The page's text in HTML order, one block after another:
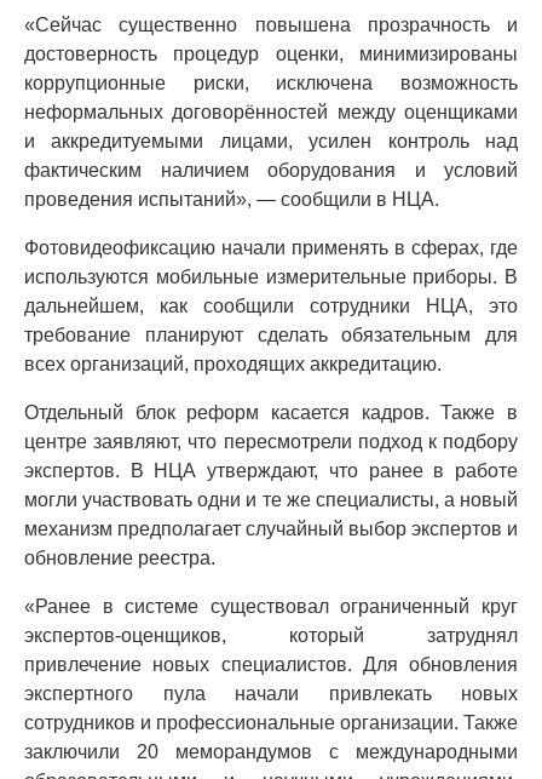
«Сейчас существенно повышена прозрачность и
достоверность процедур оценки, минимизированы
коррупционные риски, исключена возможность
неформальных договорённостей между оценщиками
и аккредитуемыми лицами, усилен контроль над
фактическим наличием оборудования и условий
проведения испытаний», — сообщили в НЦА.
Фотовидеофиксацию начали применять в сферах, где
используются мобильные измерительные приборы. В
дальнейшем, как сообщили сотрудники НЦА, это
требование планируют сделать обязательным для
всех организаций, проходящих аккредитацию.
Отдельный блок реформ касается кадров. Также в
центре заявляют, что пересмотрели подход к подбору
экспертов. В НЦА утверждают, что ранее в работе
могли участвовать одни и те же специалисты, а новый
механизм предполагает случайный выбор экспертов и
обновление реестра.
«Ранее в системе существовал ограниченный круг
экспертов-оценщиков, который затруднял
привлечение новых специалистов. Для обновления
экспертного пула начали привлекать новых
сотрудников и профессиональные организации. Также
заключили 20 меморандумов с международными